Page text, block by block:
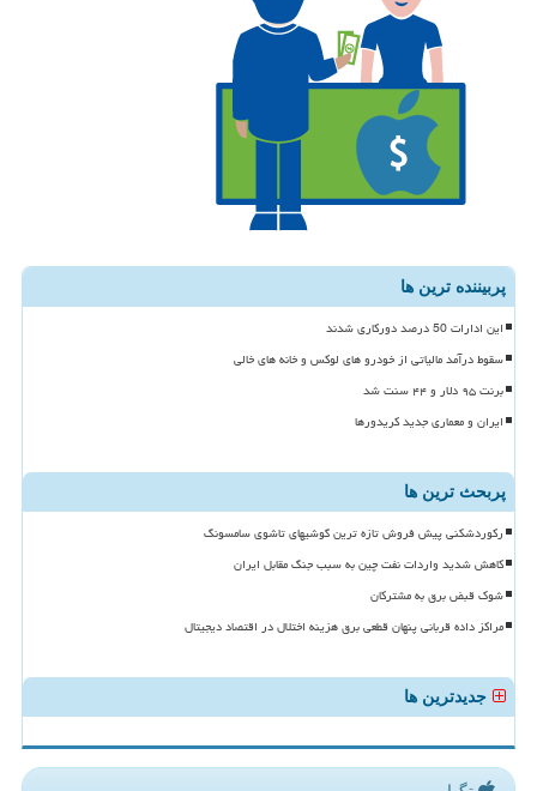
پربیننده ترین ها
این ادارات 50 درصد دورکاری شدند
سقوط درآمد مالیاتی از خودرو های لوکس و خانه های خالی
برنت ۹۵ دلار و ۴۴ سنت شد
ایران و معماری جدید کریدورها
پربحث ترین ها
رکوردشکنی پیش فروش تازه ترین گوشیهای تاشوی سامسونگ
کاهش شدید واردات نفت چین به سبب جنگ مقابل ایران
شوک قبض برق به مشترکان
مراکز داده قربانی پنهان قطعی برق هزینه اختلال در اقتصاد دیجیتال
جدیدترین ها